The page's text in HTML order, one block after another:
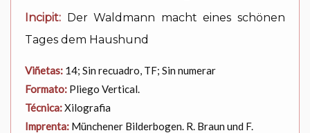
Incipit: Der Waldmann macht eines schönen
Tages dem Haushund
Viñetas: 14; Sin recuadro, TF; Sin numerar
Formato: Pliego Vertical.
Técnica:Xilografia
Imprenta: Münchener Bilderbogen. R. Braun und F.